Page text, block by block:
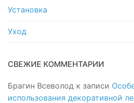
Установка
Уход
СВЕЖИЕ КОММЕНТАРИИ
Брагин Всеволод к записи
использования декоративной